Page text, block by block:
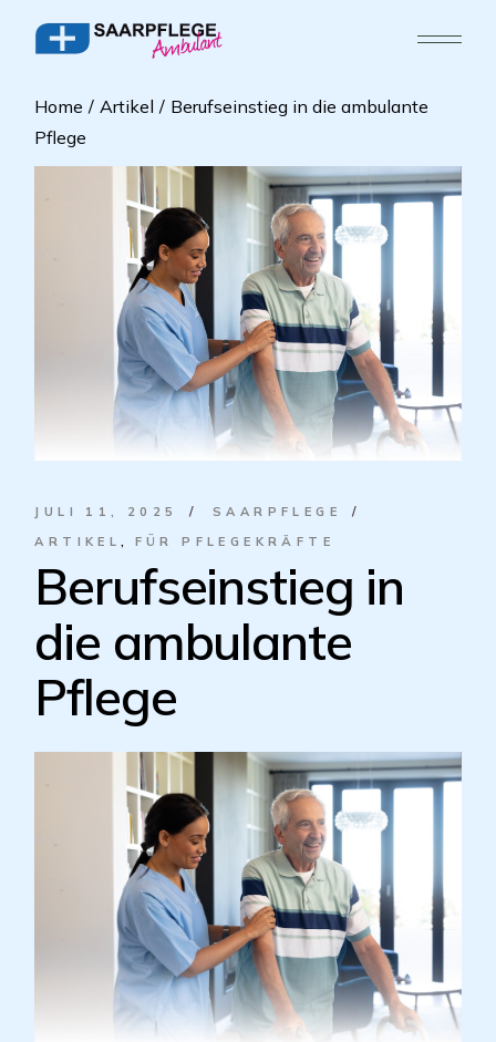
Home Artikel
Berufseinstieg in die ambulante
Pflege
JULI 11, 2025
SAARPFLEGE
ARTIKEL
FÜR PFLEGEKRÄFTE
Berufseinstieg in
die ambulante
Pflege